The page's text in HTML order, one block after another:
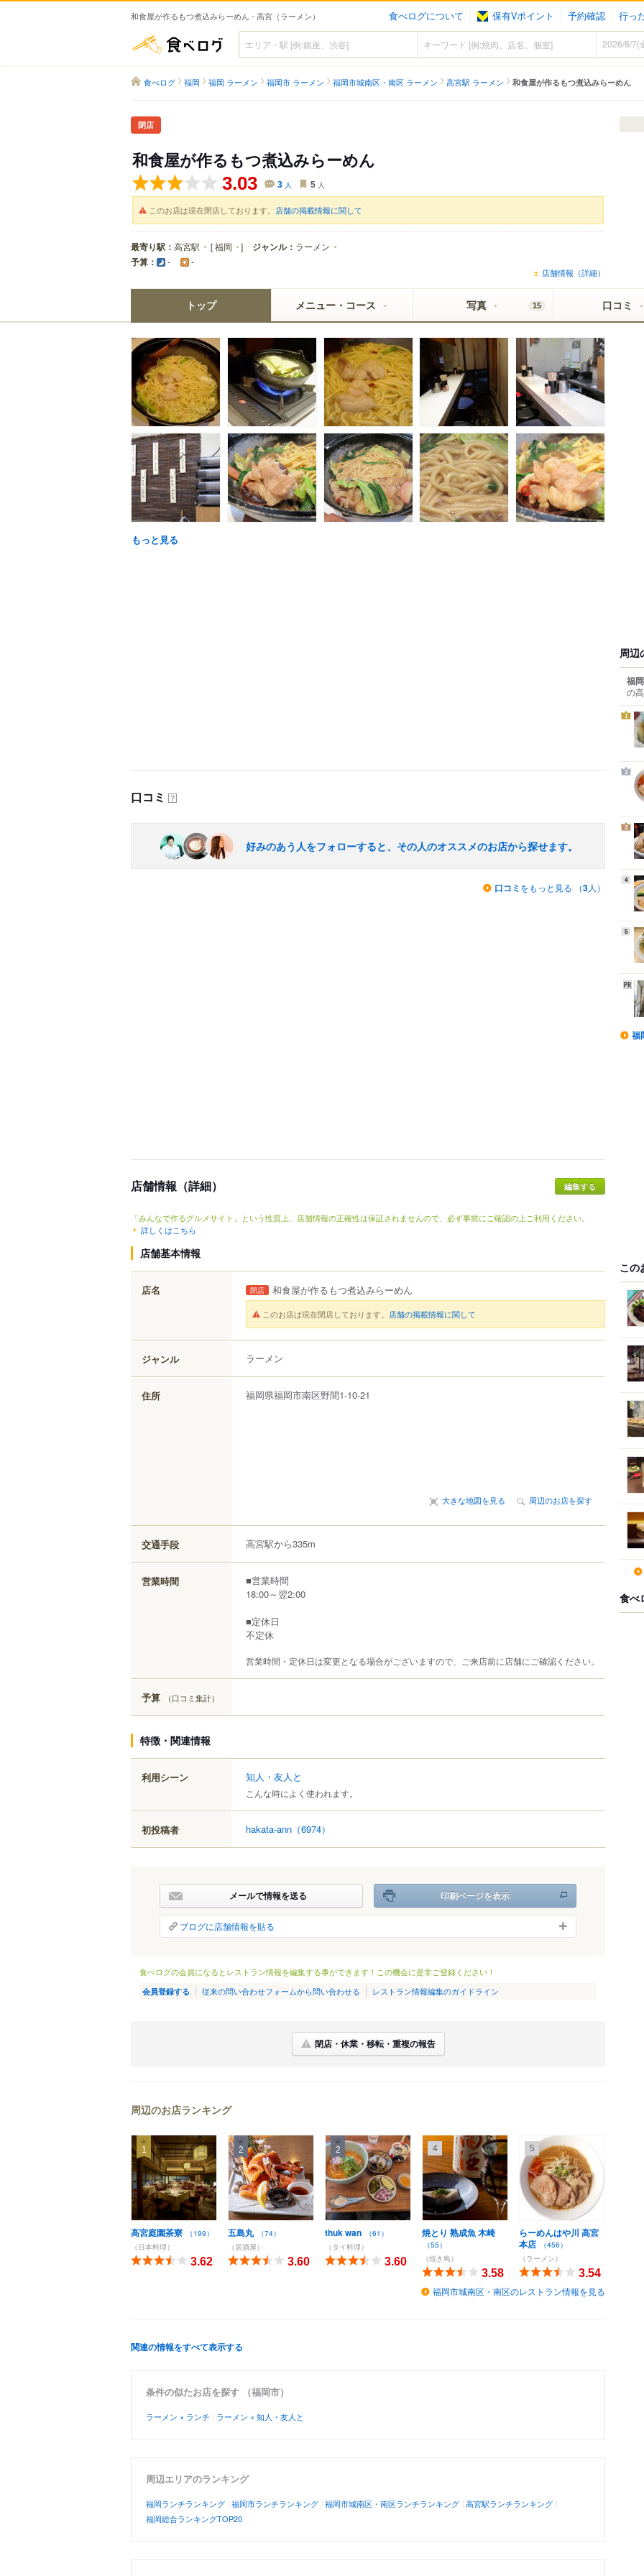
和食屋が作るもつ煮込みらーめん - 高宮（ラーメン） 食べログについて 保有Vポイント 予約確認 行っ
食べログ
食べログ 福岡 福岡 ラーメン 福岡市 ラーメン 福岡市城南区・南区 ラーメン 高宮駅 ラーメン 和食屋が作るもつ煮込みらーめん
閉店
和食屋が作るもつ煮込みらーめん
3.03 3 人 5 人
このお店は現在閉店しております。 店舗の掲載情報に関して
最寄り駅： 高宮駅 [福岡 ] ジャンル： ラーメン
予算： - -
店舗情報（詳細）
トップ メニュー・コース 写真 15 口コミ
もっと見る
口コミ ？
好みのあう人をフォローすると、その人のオススメのお店から探せます。
口コミ をもっと見る （3人）
店舗情報（詳細） 編集する
「みんなで作るグルメサイト」という性質上、店舗情報の正確性は保証されませんので、必ず事前にご確認の上ご利用ください。
詳しくはこちら
店舗基本情報
店名 閉店 和食屋が作るもつ煮込みらーめん
このお店は現在閉店しております。 店舗の掲載情報に関して
ジャンル ラーメン
住所 福岡県福岡市南区野間1-10-21
大きな地図を見る 周辺のお店を探す
交通手段 高宮駅から335m
営業時間
■営業時間
18:00～翌2:00
■定休日
不定休
営業時間・定休日は変更となる場合がございますので、ご来店前に店舗にご確認ください。
予算 （口コミ集計）
特徴・関連情報
利用シーン 知人・友人と
こんな時によく使われます。
初投稿者 hakata-ann （6974）
メールで情報を送る 印刷ページを表示
ブログに店舗情報を貼る
食べログの会員になるとレストラン情報を編集する事ができます！この機会に是非ご登録ください！
会員登録する 従来の問い合わせフォームから問い合わせる レストラン情報編集のガイドライン
閉店・休業・移転・重複の報告
周辺のお店ランキング
1
高宮庭園茶寮
（199）
（日本料理）
3.62
2
五島丸
（74）
（居酒屋）
3.60
2
thuk wan
（61）
（タイ料理）
3.60
4
焼とり 熟成魚 木崎
（55）
（焼き鳥）
3.58
5
らーめんはや川 高宮
本店
（456）
（ラーメン）
3.54
福岡市城南区・南区のレストラン情報を見る
関連の情報をすべて表示する
条件の似たお店を探す （福岡市）
ラーメン × ランチ ラーメン × 知人・友人と
周辺エリアのランキング
福岡ランチランキング 福岡市ランチランキング 福岡市城南区・南区ランチランキング 高宮駅ランチランキング
福岡総合ランキングTOP20
周辺
福
の
1
2
3
4
5
福
この
食べ